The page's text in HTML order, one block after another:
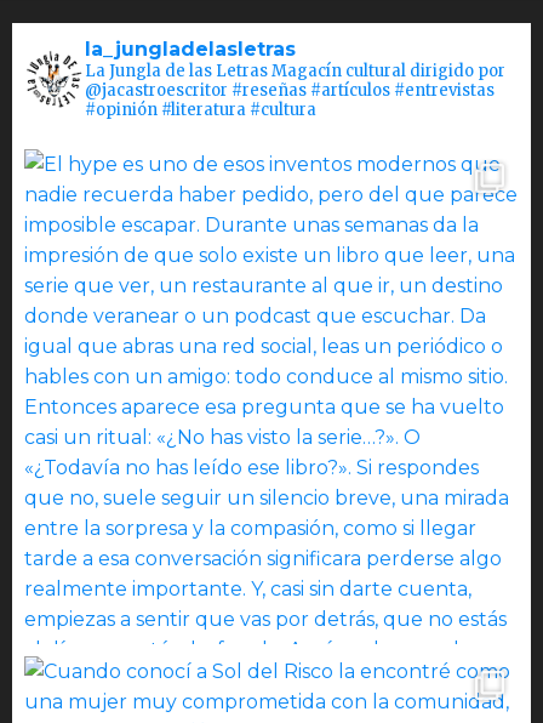
la_jungladelasletras
La Jungla de las Letras Magacín cultural dirigido por
@jacastroescritor #reseñas #artículos #entrevistas
#opinión #literatura #cultura